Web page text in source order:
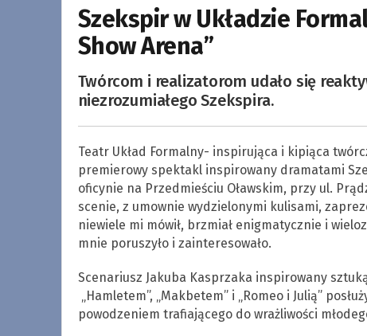
Szekspir w Układzie
Show Arena”
Twórcom i realizatorom udało się
niezrozumiałego Szekspira.
Teatr Układ Formalny- inspirująca i kipiąca
premierowy spektakl inspirowany dramatami
oficynie na Przedmieściu Oławskim, przy ul.
scenie, z umownie wydzielonymi kulisami,
niewiele mi mówił, brzmiał enigmatycznie i
mnie poruszyło i zainteresowało.
Scenariusz Jakuba Kasprzaka inspirowany
„Hamletem”, „Makbetem” i „Romeo i Julią”
powodzeniem trafiającego do wrażliwości